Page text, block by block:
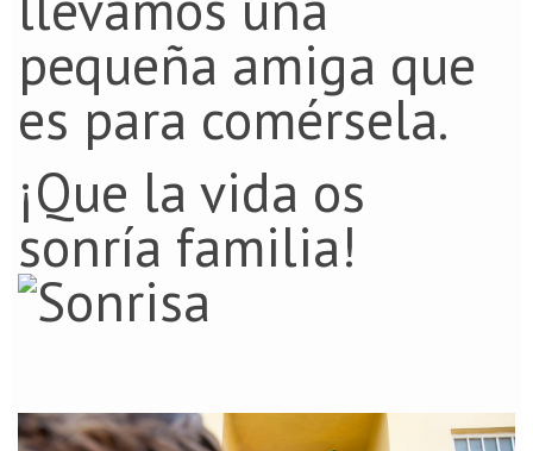
pequeña amiga que
es para comérsela.
¡Que la vida os
sonría familia!